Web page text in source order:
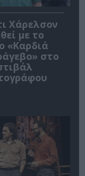
Χάρελσον
με το
«Καρδιά
στο